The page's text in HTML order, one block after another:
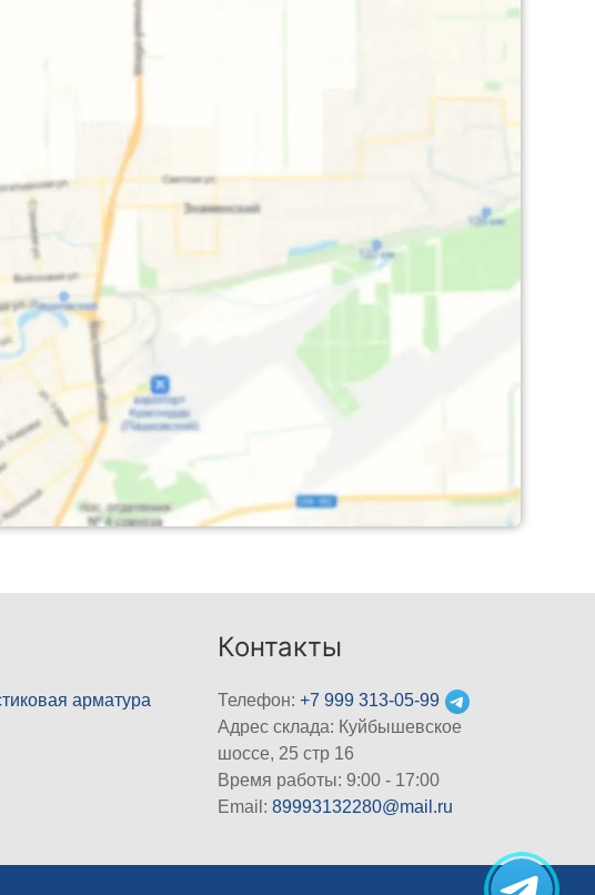
арматура
Контакты
Телефон:+7 999 313-05-99
Адрес склада: Куйбышевское
шоссе, 25 стр 16
Время работы: 9:00 - 17:00
Email:89993132280@mail.ru